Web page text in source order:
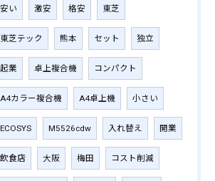
安い 激安 格安 東芝
東芝テック 熊本 セット 独立
起業 卓上複合機 コンパクト
A4カラー複合機 A4卓上機 小さい
ECOSYS M5526cdw 入れ替え 開業
飲食店 大阪 梅田 コスト削減